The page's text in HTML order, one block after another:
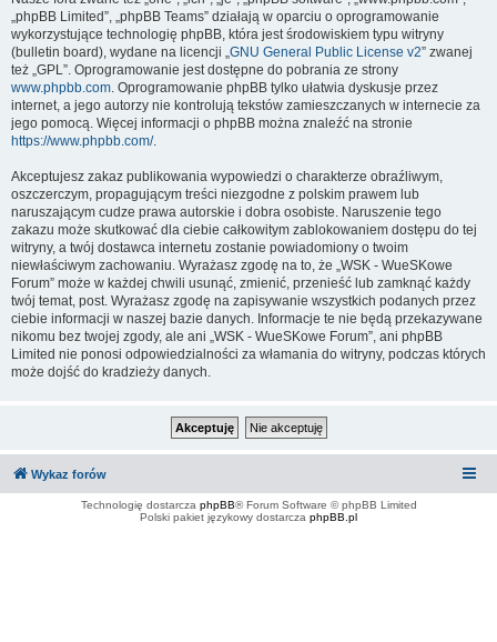
„phpBB Limited”, „phpBB Teams” działają w oparciu o oprogramowanie
wykorzystujące technologię phpBB, która jest środowiskiem typu witryny
(bulletin board), wydane na licencji „GNU General Public License v2” zwanej
też „GPL”. Oprogramowanie jest dostępne do pobrania ze strony
www.phpbb.com. Oprogramowanie phpBB tylko ułatwia dyskusje przez
internet, a jego autorzy nie kontrolują tekstów zamieszczanych w internecie za
jego pomocą. Więcej informacji o phpBB można znaleźć na stronie
https://www.phpbb.com/.
Akceptujesz zakaz publikowania wypowiedzi o charakterze obraźliwym,
oszczerczym, propagującym treści niezgodne z polskim prawem lub
naruszającym cudze prawa autorskie i dobra osobiste. Naruszenie tego
zakazu może skutkować dla ciebie całkowitym zablokowaniem dostępu do tej
witryny, a twój dostawca internetu zostanie powiadomiony o twoim
niewłaściwym zachowaniu. Wyrażasz zgodę na to, że „WSK - WueSKowe
Forum” może w każdej chwili usunąć, zmienić, przenieść lub zamknąć każdy
twój temat, post. Wyrażasz zgodę na zapisywanie wszystkich podanych przez
ciebie informacji w naszej bazie danych. Informacje te nie będą przekazywane
nikomu bez twojej zgody, ale ani „WSK - WueSKowe Forum”, ani phpBB
Limited nie ponosi odpowiedzialności za włamania do witryny, podczas których
może dojść do kradzieży danych.
Wykaz forów
Technologię dostarcza phpBB® Forum Software © phpBB Limited
Polski pakiet językowy dostarcza phpBB.pl